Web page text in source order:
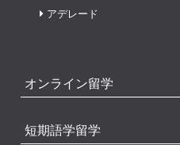
アデレード
オンライン留学
短期語学留学